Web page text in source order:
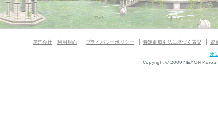
運営会社 利用規約 プライバシーポリシー 特定商取引法に基づく表記 資
オ
Copyright © 2009 NEXON Korea